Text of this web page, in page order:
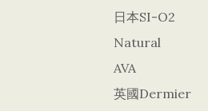
日本SI-O2
Natural
AVA
英國Dermier